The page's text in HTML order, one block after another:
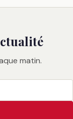
matin.